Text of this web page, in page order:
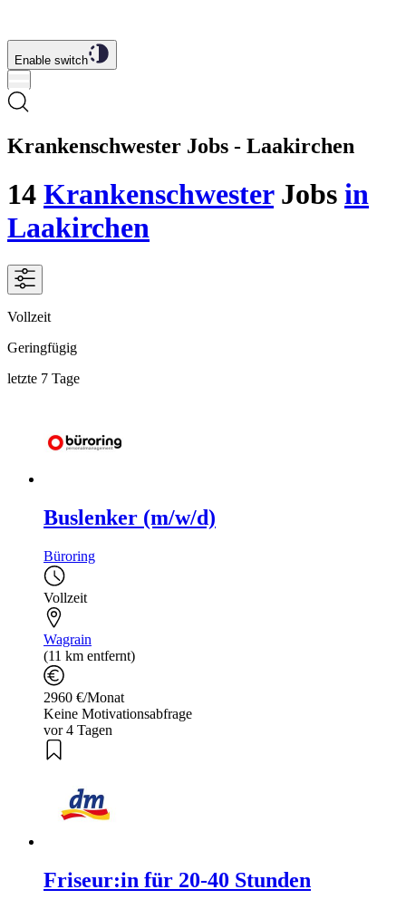
Enable switch
Krankenschwester Jobs - Laakirchen
14 KrankenschwesterJobs in
Laakirchen
Vollzeit
Geringfügig
letzte 7 Tage
Buslenker (m/w/d)
Büroring
Vollzeit
Wagrain
(11 km entfernt)
2960 €/Monat
Keine Motivationsabfrage
vor 4 Tagen
Friseur:in für 20-40 Stunden